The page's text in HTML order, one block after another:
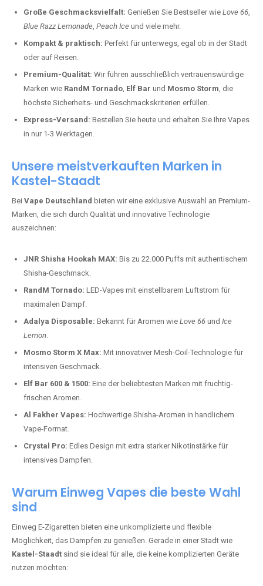
Große Geschmacksvielfalt: Genießen Sie Bestseller wie Love 66,
Blue Razz Lemonade, Peach Ice und viele mehr.
Kompakt & praktisch: Perfekt für unterwegs, egal ob in der Stadt
oder auf Reisen.
Premium-Qualität: Wir führen ausschließlich vertrauenswürdige
Marken wie RandM Tornado, Elf Bar und Mosmo Storm, die
höchste Sicherheits- und Geschmackskriterien erfüllen.
Express-Versand: Bestellen Sie heute und erhalten Sie Ihre Vapes
in nur 1-3 Werktagen.
Unsere meistverkauften Marken in
Kastel-Staadt
Bei Vape Deutschland bieten wir eine exklusive Auswahl an Premium-
Marken, die sich durch Qualität und innovative Technologie
auszeichnen:
JNR Shisha Hookah MAX: Bis zu 22.000 Puffs mit authentischem
Shisha-Geschmack.
RandM Tornado: LED-Vapes mit einstellbarem Luftstrom für
maximalen Dampf.
Adalya Disposable: Bekannt für Aromen wie Love 66 und Ice
Lemon.
Mosmo Storm X Max: Mit innovativer Mesh-Coil-Technologie für
intensiven Geschmack.
Elf Bar 600 & 1500: Eine der beliebtesten Marken mit fruchtig-
frischen Aromen.
Al Fakher Vapes: Hochwertige Shisha-Aromen in handlichem
Vape-Format.
Crystal Pro: Edles Design mit extra starker Nikotinstärke für
intensives Dampfen.
Warum Einweg Vapes die beste Wahl
sind
Einweg E-Zigaretten bieten eine unkomplizierte und flexible
Möglichkeit, das Dampfen zu genießen. Gerade in einer Stadt wie
Kastel-Staadt sind sie ideal für alle, die keine komplizierten Geräte
nutzen möchten: